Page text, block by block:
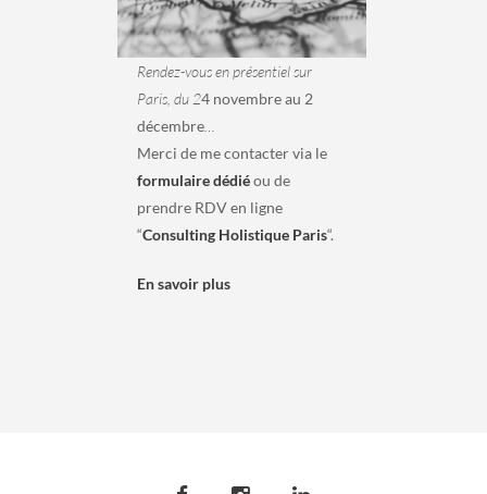
Rendez-vous en présentiel sur
Paris, du 24 novembre au 2
décembre
Merci de me contacter via le
formulaire dédiéou de
prendre RDV en ligne
“Consulting Holistique Paris“.
En savoir plus